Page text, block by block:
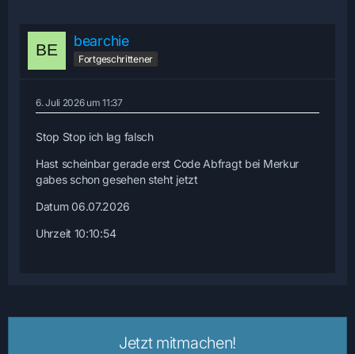
bearchie
Fortgeschrittener
6. Juli 2026 um 11:37
Stop Stop ich lag falsch
Hast scheinbar gerade erst Code Abfragt bei Merkur
gabes schon gesehen steht jetzt
Datum 06.07.2026
Uhrzeit 10:10:54
Jetzt mitmachen!